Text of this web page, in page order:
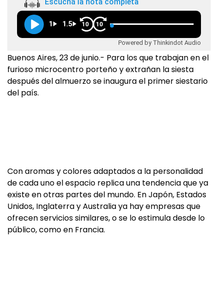
Escuchá la nota completa
1 1.5 10 10
Powered by Thinkindot Audio
Buenos Aires, 23 de junio.- Para los que trabajan en el
furioso microcentro porteño y extrañan la siesta
después del almuerzo se inaugura el primer siestario
del país.
Con aromas y colores adaptados a la personalidad
de cada uno el espacio replica una tendencia que ya
existe en otras partes del mundo. En Japón, Estados
Unidos, Inglaterra y Australia ya hay empresas que
ofrecen servicios similares, o se lo estimula desde lo
público, como en Francia.